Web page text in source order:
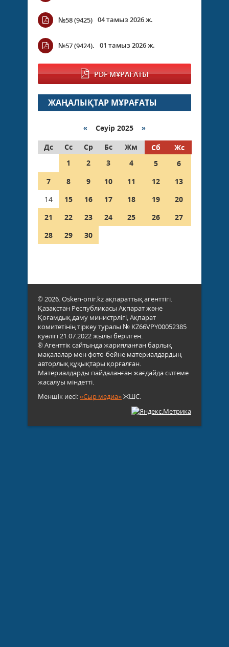
№58 (9425) 04 тамыз 2026 ж.
№57 (9424). 01 тамыз 2026 ж.
PDF МҰРАҒАТЫ
ЖАҢАЛЫҚТАР МҰРАҒАТЫ
« Сәуір 2025 »
Дс
Сс Ср Бс Жм Сб
Жс
1
2 3 4 5
6
7
8 9 10 11 12
13
14
15 16 17 18 19
20
21
22 23 24 25 26
27
28
29 30
© 2026. Osken-onir.kz ақпараттық агенттігі.
Қазақстан Республикасы Ақпарат және
Қоғамдық даму министрлігі, Ақпарат
комитетінің тіркеу туралы № KZ66VPY00052385
куәлігі 21.07.2022 жылы берілген.
® Агенттік сайтында жарияланған барлық
мақалалар мен фото-бейне материалдардың
авторлық құқықтары қорғалған.
Материалдарды пайдаланған жағдайда сілтеме
жасалуы міндетті.
Меншік иесі:«Сыр медиа»ЖШС.